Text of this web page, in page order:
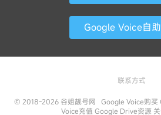
Google Voice自
联系方式
© 2018-2026 谷姐靓号网 Google Voice购买
Voice充值 Google Drive资源